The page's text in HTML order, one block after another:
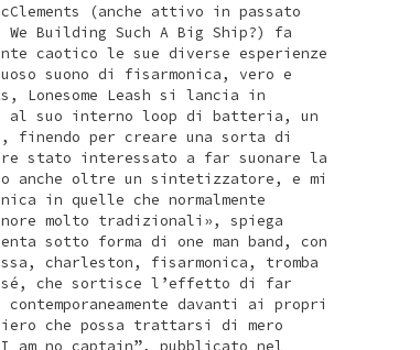
(anche attivo in passato
Building Such A Big Ship?) fa
caotico le sue diverse esperienze
suono di fisarmonica, vero e
Lonesome Leash si lancia in
suo interno loop di batteria, un
per creare una sorta di
stato interessato a far suonare la
anche oltre un sintetizzatore, e mi
in quelle che normalmente
molto tradizionali», spiega
sotto forma di one man band, con
charleston, fisarmonica, tromba
sé, che sortisce l’effetto di far
davanti ai propri
che possa trattarsi di mero
am no captain”, pubblicato nel